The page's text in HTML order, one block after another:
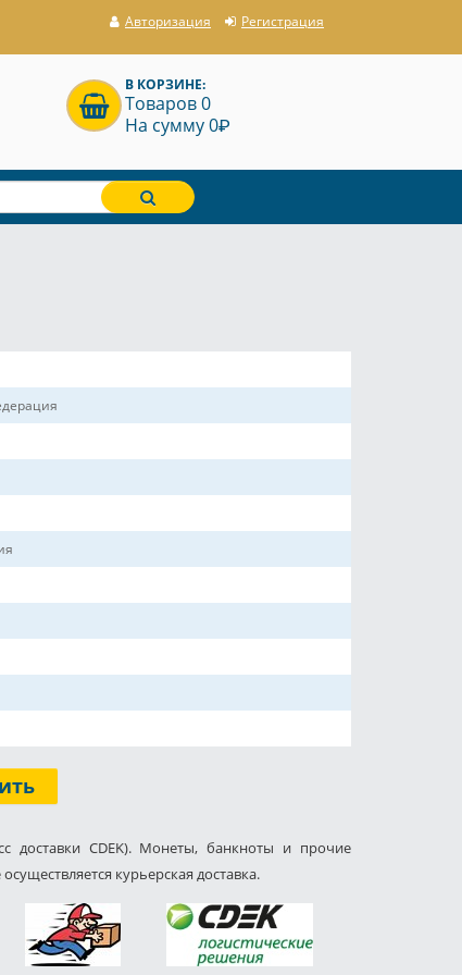
Авторизация Регистрация
В КОРЗИНЕ:
Товаров 0
На сумму 0P
доставки CDEK). Монеты, банкноты и прочие
курьерская доставка.